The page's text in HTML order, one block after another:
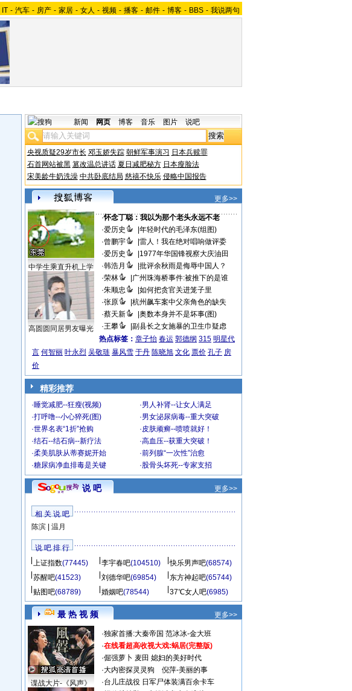
IT - 汽车 - 房产 - 家居 - 女人 - 视频 - 播客 - 邮件 - 博客 - BBS - 我说两句
新闻 网页 博客 音乐 图片 说吧
央视质疑29岁市长 邓玉娇失踪 朝鲜军事演习 日本兵赎罪
石首网站被黑 篡改温总讲话 夏日减肥秘方 日本瘦脸法
宋美龄牛奶洗澡 中共卧底结局 慈禧不快乐 侵略中国报告
更多>>
中学生乘直升机上学
高圆圆同居男友曝光
·怀念丁聪：我以为那个老头永远不老
·爱历史
年轻时代的毛泽东(组图)
·曾鹏宇
雷人！我在绝对唱响做评委
·爱历史
1977年华国锋视察大庆油田
·韩浩月
批评余秋雨是侮辱中国人？
·荣林
广州珠海桥事件:被推下的是谁
·朱顺忠
如何把贪官关进笼子里
·张原
杭州飙车案中父亲角色的缺失
·蔡天新
奥数本身并不是坏事(图)
·王攀
副县长之女施暴的卫生巾疑虑
热点标签： 章子怡 春运 郭德纲 315 明星代
言 何智丽 叶永烈 吴敬琏 暴风雪 于丹 陈晓旭 文化 票价 孔子 房
价
精彩推荐
·睡觉减肥--狂瘦(视频) ·男人补肾--让女人满足
·打呼噜--小心猝死(图) ·男女泌尿病毒--重大突破
·世界名表“1折”抢购 ·皮肤顽癣--喷喷就好！
·结石--结石病--新疗法 ·高血压--获重大突破！
·柔美肌肤从蒂赛妮开始 ·前列腺“一次性”治愈
·糖尿病净血排毒是关键 ·股骨头坏死--专家支招
说 吧 更多>>
相 关 说 吧
陈滨| 温月
说 吧 排 行
上证指数(77445) 李宇春吧(104510) 快乐男声吧(68574)
苏醒吧(41523) 刘德华吧(69854) 东方神起吧(65744)
贴图吧(68789) 婚姻吧(78544) 37℃女人吧(6985)
最 热 视 频 更多>>
谍战大片-《风声》
·独家首播:大秦帝国 范冰冰-金大班
·在线看超高收视大戏:蜗居(完整版)
·倔强萝卜 麦田 媳妇的美好时代
·大内密探灵灵狗
倪萍-美丽的事
·台儿庄战役 日军尸体装满百余卡车